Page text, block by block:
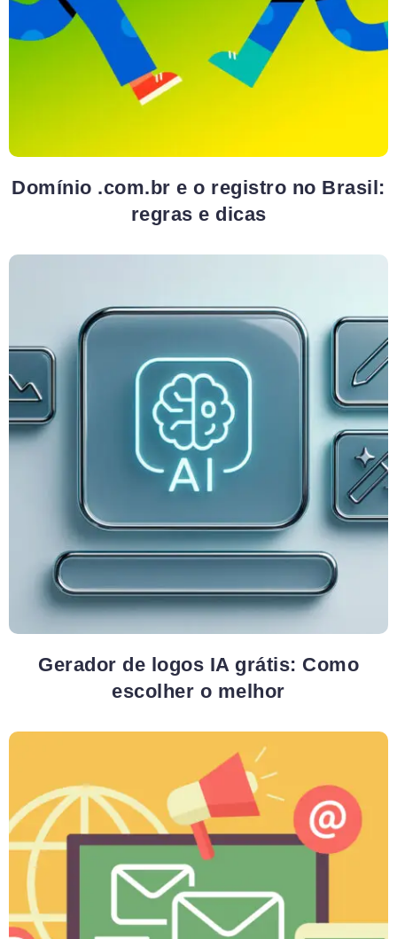
Domínio .com.br e o registro no Brasil:
regras e dicas
Gerador de logos IA grátis: Como
escolher o melhor